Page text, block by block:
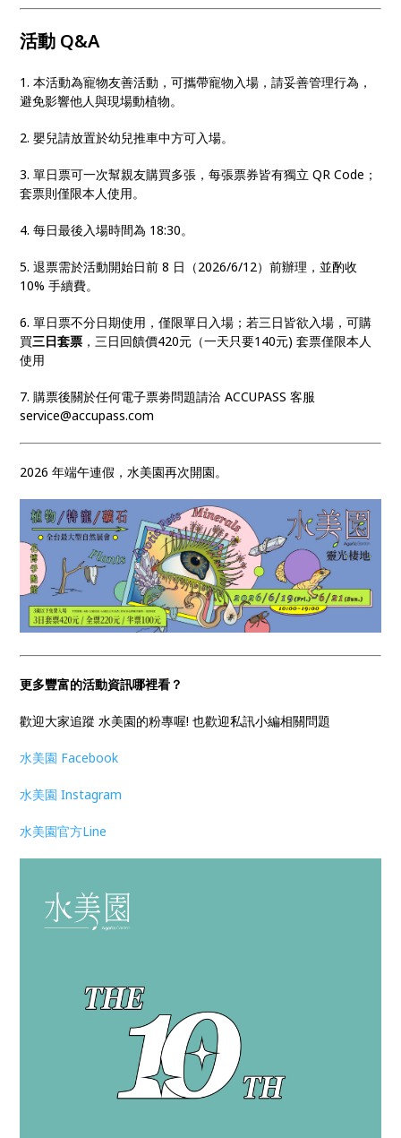
活動 Q&A
1. 本活動為寵物友善活動，可攜帶寵物入場，請妥善管理行為，
避免影響他人與現場動植物。
2. 嬰兒請放置於幼兒推車中方可入場。
3. 單日票可一次幫親友購買多張，每張票券皆有獨立 QR Code；
套票則僅限本人使用。
4. 每日最後入場時間為 18:30。
5. 退票需於活動開始日前 8 日（2026/6/12）前辦理，並酌收
10% 手續費。
6. 單日票不分日期使用，僅限單日入場；若三日皆欲入場，可購
買三日套票 ，三日回饋價420元（一天只要140元) 套票僅限本人
使用
7. 購票後關於任何電子票劵問題請洽 ACCUPASS 客服
service@accupass.com
2026 年端午連假，水美園再次開園。
更多豐富的活動資訊哪裡看？
歡迎大家追蹤 水美園的粉專喔! 也歡迎私訊小編相關問題
水美園 Facebook
水美園 Instagram
水美園官方Line